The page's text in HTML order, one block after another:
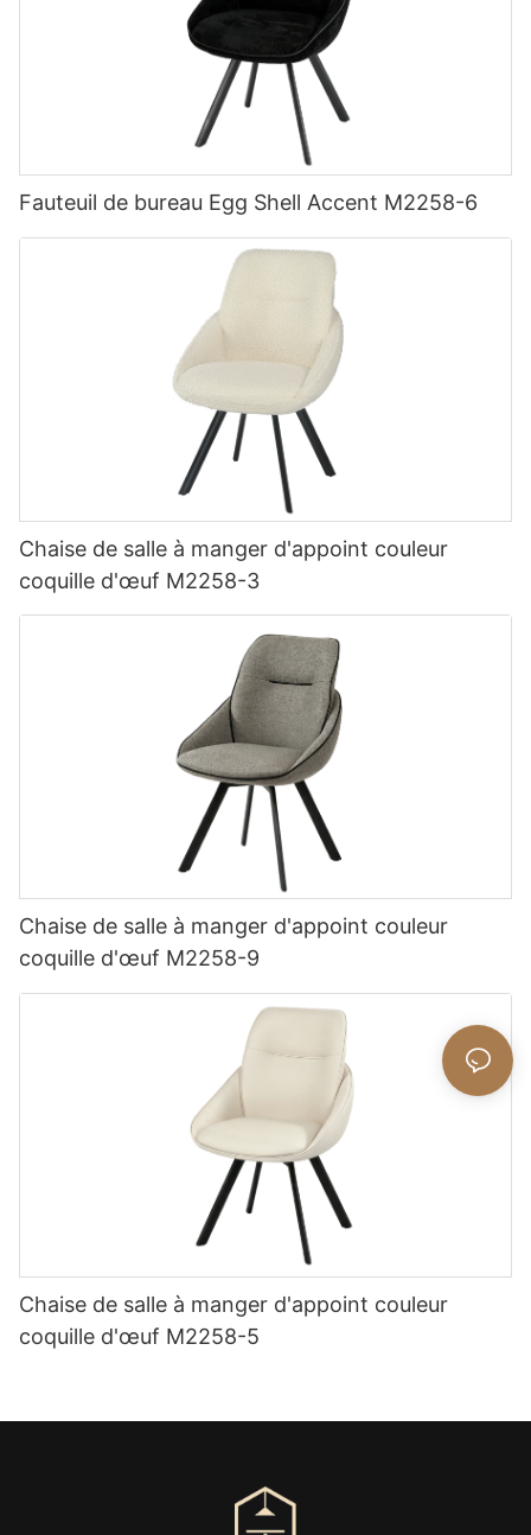
Fauteuil de bureau Egg Shell Accent M2258-6
Chaise de salle à manger d'appoint couleur
coquille d'œuf M2258-3
Chaise de salle à manger d'appoint couleur
coquille d'œuf M2258-9
Chaise de salle à manger d'appoint couleur
coquille d'œuf M2258-5